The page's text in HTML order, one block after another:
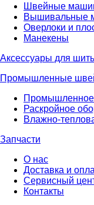
Швейные
Вышивальные
Оверлоки и
Манекены
Аксессуары для
Промышленные
Промышленное
Раскройное
Влажно-
Запчасти
О нас
Доставка и
Сервисный
Контакты